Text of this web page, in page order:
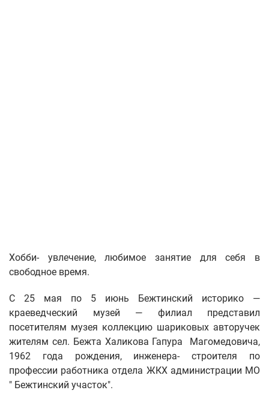
Хобби- увлечение, любимое занятие для себя в
свободное время.
С 25 мая по 5 июнь Бежтинский историко —
краеведческий музей — филиал представил
посетителям музея коллекцию шариковых авторучек
жителям сел. Бежта Халикова Гапура Магомедовича,
1962 года рождения, инженера- строителя по
профессии работника отдела ЖКХ администрации МО
" Бежтинский участок".